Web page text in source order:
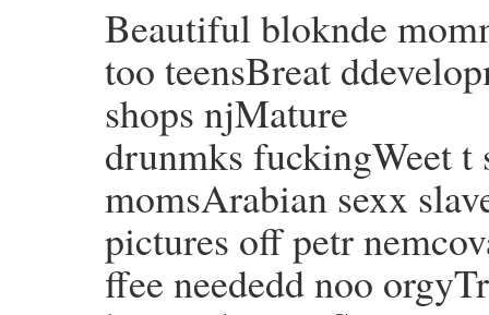
Beautiful bloknde
too teensBreat
shops njMature
drunmks fuckingWeet
momsArabian sexx
pictures off petr
ffee neededd noo